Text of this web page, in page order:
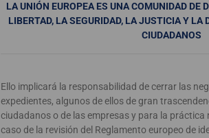
LA UNIÓN EUROPEA ES UNA COMUNIDAD DE
LIBERTAD, LA SEGURIDAD, LA JUSTICIA Y LA
CIUDADANOS
Ello implicará la responsabilidad de cerrar las
expedientes, algunos de ellos de gran
ciudadanos o de las empresas y para la práctica
caso de la revisión del Reglamento europeo de